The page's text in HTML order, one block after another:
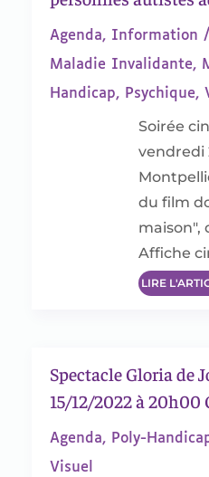
Agenda, Information
Maladie Invalidante,
Handicap, Psychique,
Soirée
vendredi
du film
maison",
Affiche
LIRE
Spectacle Gloria de
15/12/2022 à 20h00
Agenda, Poly-
Visuel